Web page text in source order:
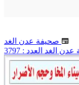
الغد العدد : 3797